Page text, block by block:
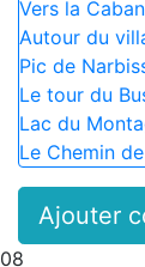
Vers la
Autour du
Pic de
Le tour du
Lac du
Le Chemin
Ajouter
08